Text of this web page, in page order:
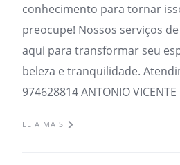
conhecimento para tornar
preocupe! Nossos serviços
aqui para transformar seu
beleza e tranquilidade.
974628814 ANTONIO
LEIA MAIS